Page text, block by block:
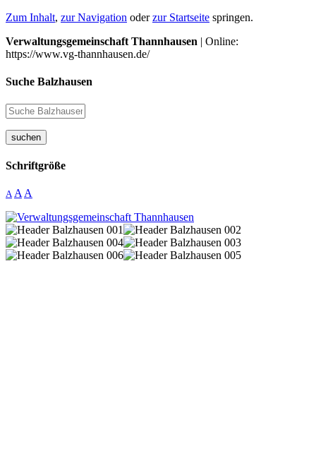
Zum Inhalt, zur Navigation oderzur Startseite springen.
Verwaltungsgemeinschaft Thannhausen | Online:
https://www.vg-thannhausen.de/
Suche Balzhausen
suchen
Schriftgröße
A A A